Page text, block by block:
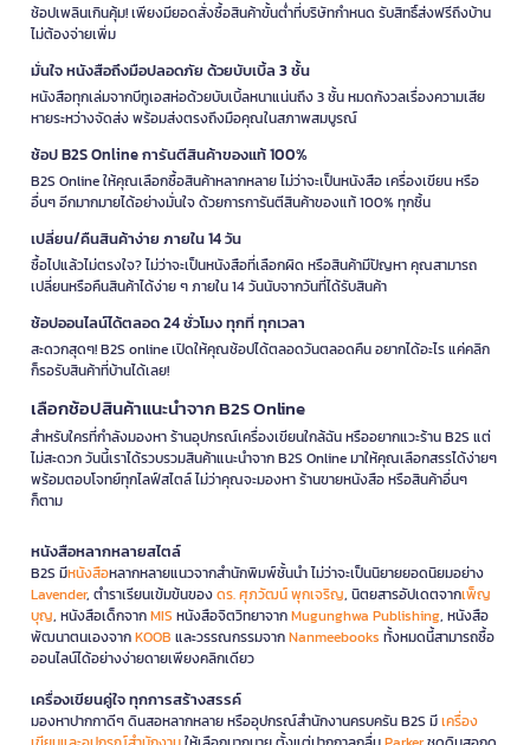
ช้อปเพลินเกินคุ้ม! เพียงมียอดสั่งซื้อสินค้าขั้นต่ำที่บริษัทกำหนด รับสิทธิ์ส่งฟรีถึงบ้าน
ไม่ต้องจ่ายเพิ่ม
มั่นใจ หนังสือถึงมือปลอดภัย ด้วยบับเบิ้ล 3 ชั้น
หนังสือทุกเล่มจากบีทูเอสห่อด้วยบับเบิ้ลหนาแน่นถึง 3 ชั้น หมดกังวลเรื่องความเสีย
หายระหว่างจัดส่ง พร้อมส่งตรงถึงมือคุณในสภาพสมบูรณ์
ช้อป B2S Online การันตีสินค้าของแท้ 100%
B2S Online ให้คุณเลือกซื้อสินค้าหลากหลาย ไม่ว่าจะเป็นหนังสือ เครื่องเขียน หรือ
อื่นๆ อีกมากมายได้อย่างมั่นใจ ด้วยการการันตีสินค้าของแท้ 100% ทุกชิ้น
เปลี่ยน/คืนสินค้าง่าย ภายใน 14 วัน
ซื้อไปแล้วไม่ตรงใจ? ไม่ว่าจะเป็นหนังสือที่เลือกผิด หรือสินค้ามีปัญหา คุณสามารถ
เปลี่ยนหรือคืนสินค้าได้ง่าย ๆ ภายใน 14 วันนับจากวันที่ได้รับสินค้า
ช้อปออนไลน์ได้ตลอด 24 ชั่วโมง ทุกที่ ทุกเวลา
สะดวกสุดๆ! B2S online เปิดให้คุณช้อปได้ตลอดวันตลอดคืน อยากได้อะไร แค่คลิก
ก็รอรับสินค้าที่บ้านได้เลย!
เลือกช้อปสินค้าแนะนำจาก B2S Online
สำหรับใครที่กำลังมองหา ร้านอุปกรณ์เครื่องเขียนใกล้ฉัน หรืออยากแวะร้าน B2S แต่
ไม่สะดวก วันนี้เราได้รวบรวมสินค้าแนะนำจาก B2S Online มาให้คุณเลือกสรรได้ง่ายๆ
พร้อมตอบโจทย์ทุกไลฟ์สไตล์ ไม่ว่าคุณจะมองหา ร้านขายหนังสือ หรือสินค้าอื่นๆ
ก็ตาม
หนังสือหลากหลายสไตล์
B2S มีหนังสือหลากหลายแนวจากสำนักพิมพ์ชั้นนำ ไม่ว่าจะเป็นนิยายยอดนิยมอย่าง
Lavender, ตำราเรียนเข้มข้นของดร. ศุภวัฒน์ พุกเจริญ, นิตยสารอัปเดตจากเพ็ญ
บุญ, หนังสือเด็กจากMIS หนังสือจิตวิทยาจากMugunghwa Publishing, หนังสือ
พัฒนาตนเองจากKOOB และวรรณกรรมจากNanmeebooks ทั้งหมดนี้สามารถซื้อ
ออนไลน์ได้อย่างง่ายดายเพียงคลิกเดียว
เครื่องเขียนคู่ใจ ทุกการสร้างสรรค์
มองหาปากกาดีๆ ดินสอหลากหลาย หรืออุปกรณ์สำนักงานครบครัน B2S มีเครื่อง